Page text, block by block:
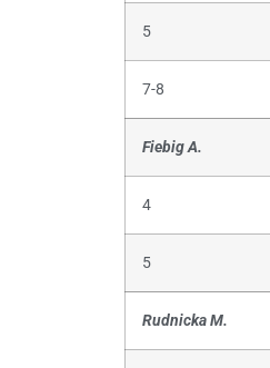
5
7-8
Fiebig A.
4
5
Rudnicka M.